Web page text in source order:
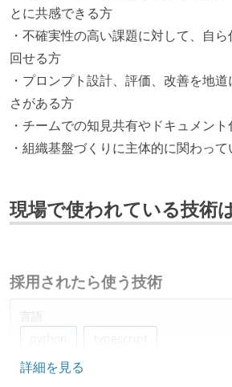
とに共感できる方
・不確実性の高い課題に対して、自
回せる方
・プロンプト設計、評価、改善を地
さがある方
・チームでの知見共有やドキュメン
・組織基盤づくりに主体的に関わっ
現場で使われている技術
採用されたら使う技術
言語
python
typescript
フレームワーク
詳細を見る